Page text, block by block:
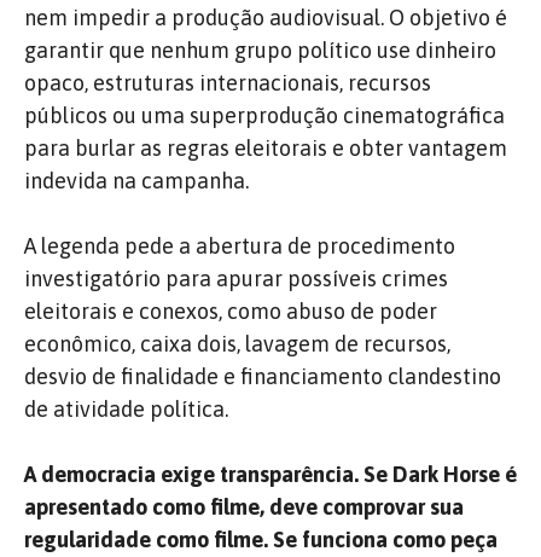
nem impedir a produção audiovisual. O objetivo é
garantir que nenhum grupo político use dinheiro
opaco, estruturas internacionais, recursos
públicos ou uma superprodução cinematográfica
para burlar as regras eleitorais e obter vantagem
indevida na campanha.
A legenda pede a abertura de procedimento
investigatório para apurar possíveis crimes
eleitorais e conexos, como abuso de poder
econômico, caixa dois, lavagem de recursos,
desvio de finalidade e financiamento clandestino
de atividade política.
A democracia exige transparência. Se Dark Horse é
apresentado como filme, deve comprovar sua
regularidade como filme. Se funciona como peça